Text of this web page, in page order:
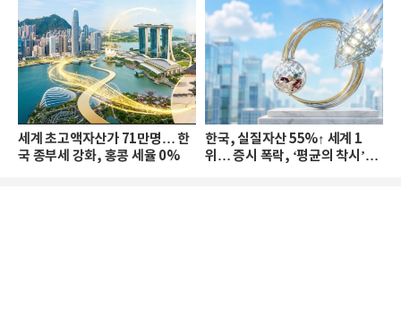
세계 초고액자산가 71만명… 한
국 종부세 강화, 홍콩 세율 0%
한국, 실질자산 55%↑ 세계 1
위… 증시 폭락, ‘평균의 착시’와